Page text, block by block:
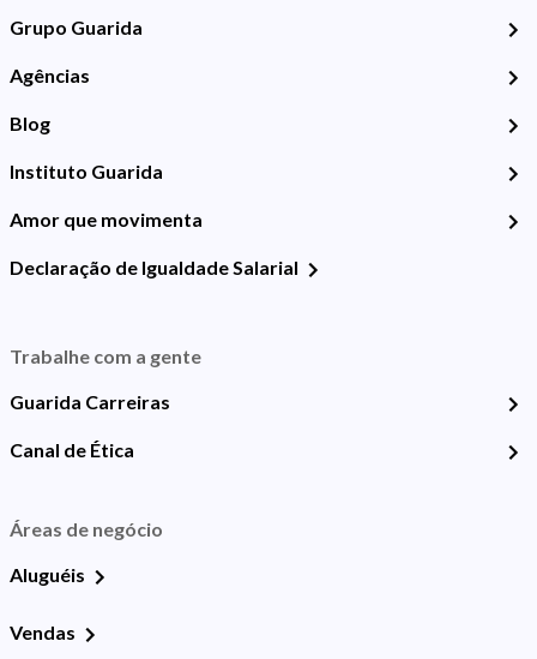
Grupo Guarida
Agências
Blog
Instituto Guarida
Amor que movimenta
Declaração de Igualdade Salarial
Trabalhe com a gente
Guarida Carreiras
Canal de Ética
Áreas de negócio
Aluguéis
Vendas